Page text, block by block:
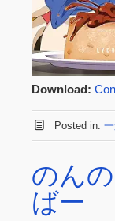
Download:
Posted in:
のん
ばー